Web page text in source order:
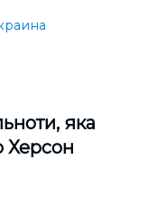
яка
Херсон